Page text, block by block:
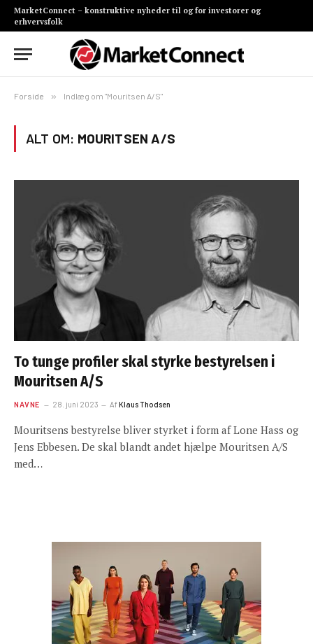
MarketConnect – konstruktive nyheder til og for investorer og
erhvervsfolk
Forside » Indlæg om "Mouritsen A/S"
ALT OM: MOURITSEN A/S
To tunge profiler skal styrke bestyrelsen i
Mouritsen A/S
NAVNE 28. juni 2023 AfKlaus Thodsen
Mouritsens bestyrelse bliver styrket i form af Lone Hass og
Jens Ebbesen. De skal blandt andet hjælpe Mouritsen A/S
med…